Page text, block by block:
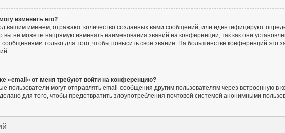
изменить его?
вашим именем, отражают количество созданных вами сообщений, или идентифицируют
вы не можете напрямую изменять наименования званий на конференции, так как они
только для того, чтобы повысить своё звание. На большинстве конференций это
«email» от меня требуют войти на конференцию?
пользователи могут отправлять email-сообщения другим пользователям через встроенную
для того, чтобы предотвратить злоупотребления почтовой системой анонимными